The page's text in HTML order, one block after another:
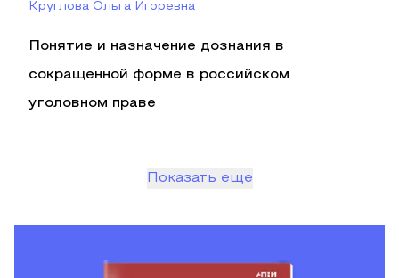
Круглова Ольга Игоревна
Понятие и назначение дознания в
сокращенной форме в российском
уголовном праве
Показать еще